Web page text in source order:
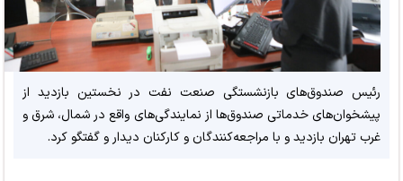
رئیس صندوق‌های بازنشستگی صنعت نفت در نخستین بازدید از
پیشخوان‌های خدماتی صندوق‌ها از نمایندگی‌های واقع در شمال، شرق و
غرب تهران بازدید و با مراجعه‌کنندگان و کارکنان دیدار و گفتگو کرد.